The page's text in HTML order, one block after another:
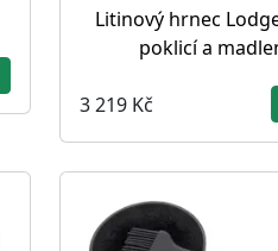
Litinový hrnec
poklicí a
3 219 Kč